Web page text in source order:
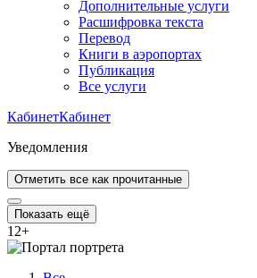
Дополнительные услуги
Расшифровка текста
Перевод
Книги в аэропортах
Публикация
Все услуги
КабинетКабинет
Уведомления
Отметить все как прочитанные
Показать ещё
12+